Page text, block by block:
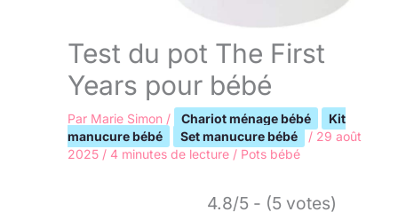
Test du pot The First
Years pour bébé
Par Marie Simon / Chariot ménage bébé
Kit
manucure bébé
Set manucure bébé / 29 août
2025 / 4 minutes de lecture / Pots bébé
4.8/5 - (5 votes)